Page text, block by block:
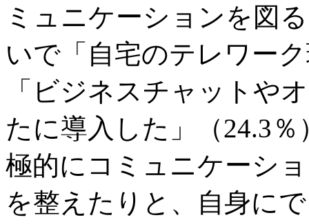
ミュニケーションを図
いで「自宅のテレワー
「ビジネスチャットや
たに導入した」（24.3
極的にコミュニケーシ
を整えたりと、自身に